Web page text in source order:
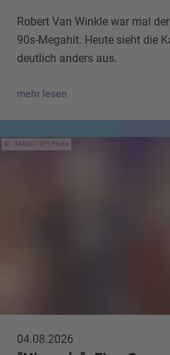
Robert Van Winkle war mal
90s-Megahit. Heute sieht die
deutlich anders aus.
mehr lesen
IMAGO / UPI Photo
04.08.2026